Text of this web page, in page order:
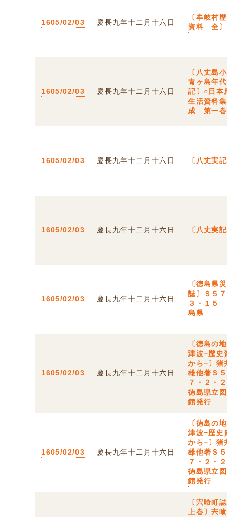
1605/02/03 慶長九年十二月十六日
〔牟岐村
資料 全〕
1605/02/03 慶長九年十二月十六日
〔八丈島
青ヶ島年代
記〕○日本
生活資料集
成 第一巻
1605/02/03 慶長九年十二月十六日 〔八丈実
1605/02/03 慶長九年十二月十六日 〔八丈実
1605/02/03 慶長九年十二月十六日
〔徳島県
誌〕Ｓ５
３・１５
島県
1605/02/03 慶長九年十二月十六日
〔徳島の
津波−歴史
から−〕猪
雄他著Ｓ５
７・２・
徳島県立
館発行
1605/02/03 慶長九年十二月十六日
〔徳島の
津波−歴史
から−〕猪
雄他著Ｓ５
７・２・
徳島県立
館発行
〔宍喰
上巻〕宍